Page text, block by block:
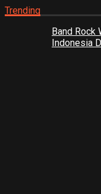
Trending
Band Rock
Indonesia